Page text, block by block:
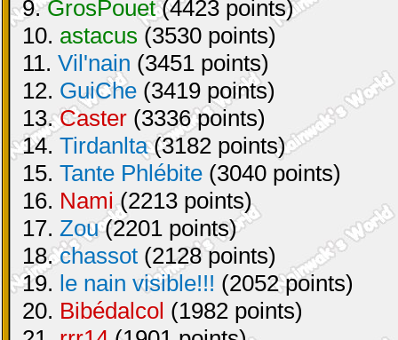
9.GrosPouet(4423 points)
10. astacus (3530 points)
11. Vil'nain (3451 points)
12. GuiChe (3419 points)
13.Caster (3336 points)
14. Tirdanlta(3182 points)
15. Tante Phlébite (3040 points)
16. Nami(2213 points)
17. Zou(2201 points)
18.chassot (2128 points)
19. le nain visible!!! (2052 points)
20. Bibédalcol (1982 points)